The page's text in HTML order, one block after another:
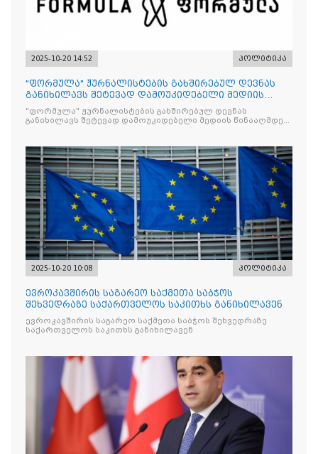
2025-10-20 14:52 პოლიტიკა
"ფორმულა" ჟურნალისტების გახშირებულ დევნას
განიხილავს შეტევად დამოუკიდებელი მედიის
წინააღმდ
"ფორმულა" ჟურნალისტების გახშირებულ დევნას
განიხილავს შეტევად დამოუკიდებელი მედიის წინააღმდეგ,
2025-10-20 10:08 პოლიტიკა
ევროკავშირის საგარეო საქმეთა საბჭოს
შეხვედრაზე საქართველოს საკითხს განიხილავენ
ევროკავშირის საგარეო საქმეთა საბჭოს შეხვედრაზე
საქართველოს საკითხს განიხილავენ